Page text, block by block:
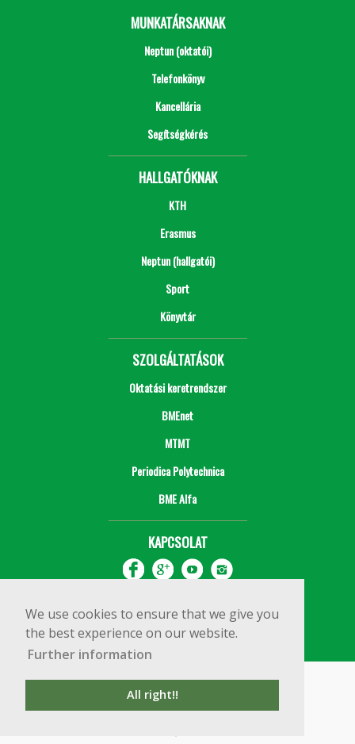
We use cookies to ensure that we give you
the best experience on our website.
Further information
All right!!
MUNKATÁRSAKNAK
Neptun (oktatói)
Telefonkönyv
Kancellária
Segítségkérés
HALLGATÓKNAK
KTH
Erasmus
Neptun (hallgatói)
Sport
Könyvtár
SZOLGÁLTATÁSOK
Oktatási keretrendszer
BMEnet
MTMT
Periodica Polytechnica
BME Alfa
KAPCSOLAT
Copyright © 2020 BME Építőmérnöki Kar
1111 Budapest, Műegyetem rkp. 3.